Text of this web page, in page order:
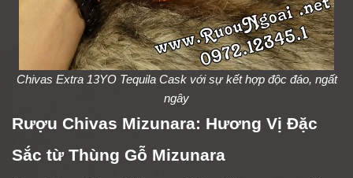
Chivas Extra 13YO Tequila Cask với sự kết hợp độc đáo, ngất
ngây
Rượu Chivas Mizunara: Hương Vị Đặc
Sắc từ Thùng Gỗ Mizunara